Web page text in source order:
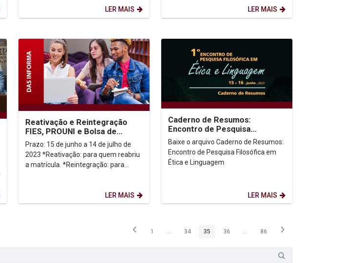
LER MAIS LER MAIS
Reativação e Reintegração
FIES, PROUNI e Bolsa de
Assistência Social
Prazo: 15 de junho a 14 de julho de
2023 *Reativação: para quem reabriu
a matrícula. *Reintegração: para
LER MAIS
Caderno de Resumos:
Encontro de Pesquisa
Filosófica em Ética e
Linguagem
Baixe o arquivo Caderno de Resumos:
Encontro de Pesquisa Filosófica em
Ética e Linguagem
LER MAIS
Página
1 ...Páginas intermediárias Usar ABA para navegar.
Página
34 Página
35 Página
36 ...Páginas intermediárias Usar ABA
Página
86